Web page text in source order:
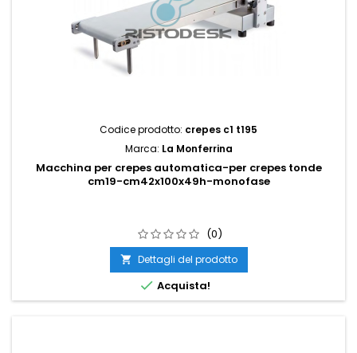
Codice prodotto: crepes c1 t195
Marca: La Monferrina
Macchina per crepes automatica-per crepes tonde
cm19-cm42x100x49h-monofase
(0)
 Dettagli del prodotto
 Acquista!